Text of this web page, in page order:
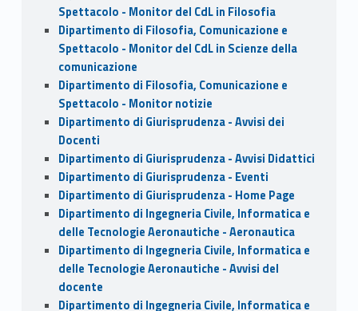
Spettacolo - Monitor del CdL in Filosofia
Dipartimento di Filosofia, Comunicazione e
Spettacolo - Monitor del CdL in Scienze della
comunicazione
Dipartimento di Filosofia, Comunicazione e
Spettacolo - Monitor notizie
Dipartimento di Giurisprudenza - Avvisi dei
Docenti
Dipartimento di Giurisprudenza - Avvisi Didattici
Dipartimento di Giurisprudenza - Eventi
Dipartimento di Giurisprudenza - Home Page
Dipartimento di Ingegneria Civile, Informatica e
delle Tecnologie Aeronautiche - Aeronautica
Dipartimento di Ingegneria Civile, Informatica e
delle Tecnologie Aeronautiche - Avvisi del
docente
Dipartimento di Ingegneria Civile, Informatica e